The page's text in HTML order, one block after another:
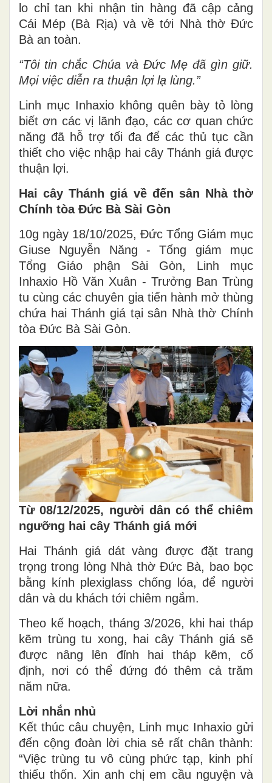
lo chỉ tan khi nhận tin hàng đã cập cảng
Cái Mép (Bà Rịa) và về tới Nhà thờ Đức
Bà an toàn.
“Tôi tin chắc Chúa và Đức Mẹ đã gìn giữ.
Mọi việc diễn ra thuận lợi lạ lùng.”
Linh mục Inhaxio không quên bày tỏ lòng
biết ơn các vị lãnh đạo, các cơ quan chức
năng đã hỗ trợ tối đa để các thủ tục cần
thiết cho việc nhập hai cây Thánh giá được
thuận lợi.
Hai cây Thánh giá về đến sân Nhà thờ
Chính tòa Đức Bà Sài Gòn
10g ngày 18/10/2025, Đức Tổng Giám mục
Giuse Nguyễn Năng - Tổng giám mục
Tổng Giáo phận Sài Gòn, Linh mục
Inhaxio Hồ Văn Xuân - Trưởng Ban Trùng
tu cùng các chuyên gia tiến hành mở thùng
chứa hai Thánh giá tại sân Nhà thờ Chính
tòa Đức Bà Sài Gòn.
Từ 08/12/2025, người dân có thể chiêm
ngưỡng hai cây Thánh giá mới
Hai Thánh giá dát vàng được đặt trang
trọng trong lòng Nhà thờ Đức Bà, bao bọc
bằng kính plexiglass chống lóa, để người
dân và du khách tới chiêm ngắm.
Theo kế hoạch, tháng 3/2026, khi hai tháp
kẽm trùng tu xong, hai cây Thánh giá sẽ
được nâng lên đỉnh hai tháp kẽm, cố
định, nơi có thể đứng đó thêm cả trăm
năm nữa.
Lời nhắn nhủ
Kết thúc câu chuyện, Linh mục Inhaxio gửi
đến cộng đoàn lời chia sẻ rất chân thành:
“Việc trùng tu vô cùng phức tạp, kinh phí
thiếu thốn. Xin anh chị em cầu nguyện và